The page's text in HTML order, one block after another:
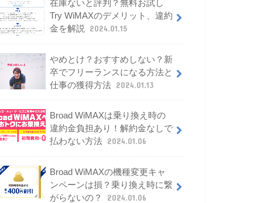
在庫ないと評判？無料お試し
Try WiMAXのデメリット、違約
金を解説
2024.01.15
やめとけ？おすすめしない？新
卒でフリーランスになる方法と
仕事の獲得方法 2024.01.13
Broad WiMAXは乗り換え時の
違約金負担あり！解約金なしで
払わない方法 2024.01.06
Broad WiMAXの機種変更キャ
ンペーンは損？乗り換え時に繋
がらないの？
2024.01.06